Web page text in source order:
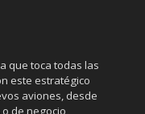
que toca todas las
este estratégico
aviones, desde
de negocio,